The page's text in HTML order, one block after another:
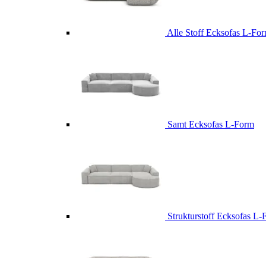
Alle Stoff Ecksofas L-
Samt Ecksofas L-Form
Strukturstoff Ecksofas L-